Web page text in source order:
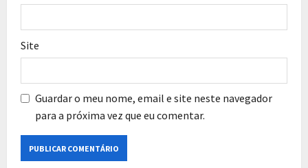
Site
Guardar o meu nome, email e site neste navegador
para a próxima vez que eu comentar.